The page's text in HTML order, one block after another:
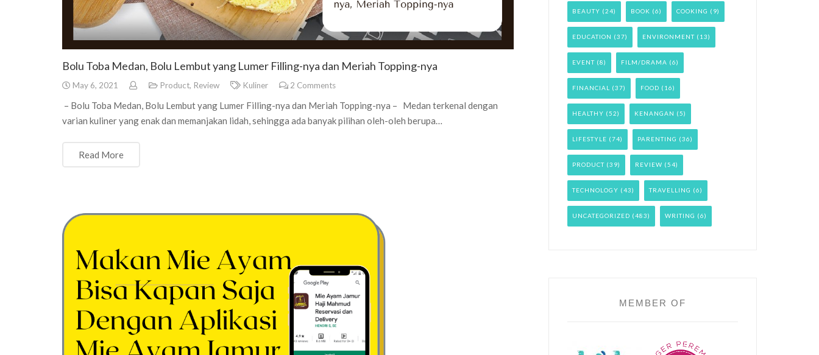
Bolu Toba Medan, Bolu Lembut yang Lumer Filling-nya dan Meriah Topping-nya
May 6, 2021 Product, Review Kuliner 2 Comments
– Bolu Toba Medan, Bolu Lembut yang Lumer Filling-nya dan Meriah Topping-nya – Medan terkenal dengan
varian kuliner yang enak dan memanjakan lidah, sehingga ada banyak pilihan oleh-oleh berupa…
Read More
BEAUTY (24) BOOK (6) COOKING (9)
EDUCATION (37) ENVIRONMENT (13)
EVENT (8) FILM/DRAMA (6)
FINANCIAL (37) FOOD (16)
HEALTHY (52) KENANGAN (5)
LIFESTYLE (74) PARENTING (36)
PRODUCT (39) REVIEW (54)
TECHNOLOGY (43) TRAVELLING (6)
UNCATEGORIZED (483) WRITING (6)
MEMBER OF